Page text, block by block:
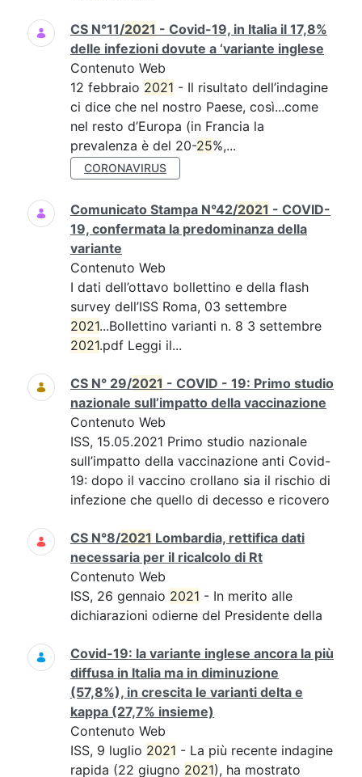
CS N°11/2021 - Covid-19, in Italia il 17,8%
delle infezioni dovute a ‘variante inglese
Contenuto Web
12 febbraio 2021 - Il risultato dell’indagine
ci dice che nel nostro Paese, così...come
nel resto d’Europa (in Francia la
prevalenza è del 20-25%,...
CORONAVIRUS
Comunicato Stampa N°42/2021 - COVID-
19, confermata la predominanza della
variante
Contenuto Web
I dati dell’ottavo bollettino e della flash
survey dell’ISS Roma, 03 settembre
2021...Bollettino varianti n. 8 3 settembre
2021.pdf Leggi il...
CS N° 29/2021 - COVID - 19: Primo studio
nazionale sull’impatto della vaccinazione
Contenuto Web
ISS, 15.05.2021 Primo studio nazionale
sull’impatto della vaccinazione anti Covid-
19: dopo il vaccino crollano sia il rischio di
infezione che quello di decesso e ricovero
CS N°8/2021 Lombardia, rettifica dati
necessaria per il ricalcolo di Rt
Contenuto Web
ISS, 26 gennaio 2021 - In merito alle
dichiarazioni odierne del Presidente della
Covid-19: la variante inglese ancora la più
diffusa in Italia ma in diminuzione
(57,8%), in crescita le varianti delta e
kappa (27,7% insieme)
Contenuto Web
ISS, 9 luglio 2021 - La più recente indagine
rapida (22 giugno 2021), ha mostrato